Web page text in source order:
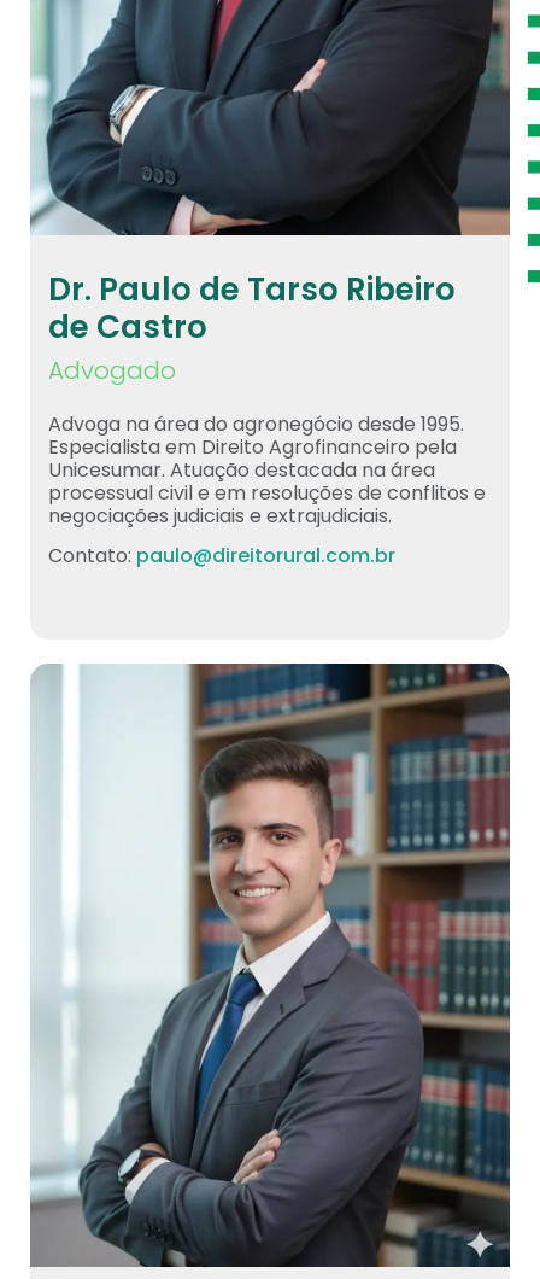
Dr. Paulo de Tarso Ribeiro
de Castro
Advogado
Advoga na área do agronegócio desde 1995.
Especialista em Direito Agrofinanceiro pela
Unicesumar. Atuação destacada na área
processual civil e em resoluções de conflitos e
negociações judiciais e extrajudiciais.
Contato: paulo@direitorural.com.br